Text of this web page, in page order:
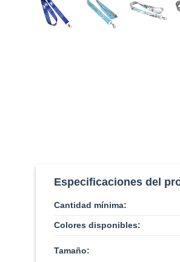
Especificaciones del
Cantidad mínima:
Colores disponibles:
Tamaño: